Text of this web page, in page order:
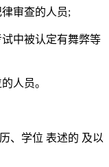
审查的人员;
中被认定有舞弊等
人员。
、学位 表述的 及以